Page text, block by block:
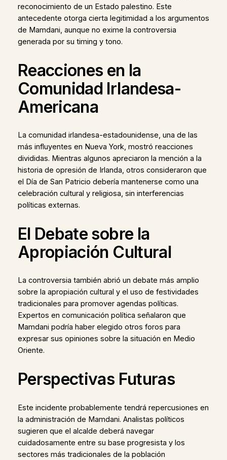
reconocimiento de un Estado palestino. Este
antecedente otorga cierta legitimidad a los argumentos
de Mamdani, aunque no exime la controversia
generada por su timing y tono.
Reacciones en la
Comunidad Irlandesa-
Americana
La comunidad irlandesa-estadounidense, una de las
más influyentes en Nueva York, mostró reacciones
divididas. Mientras algunos apreciaron la mención a la
historia de opresión de Irlanda, otros consideraron que
el Día de San Patricio debería mantenerse como una
celebración cultural y religiosa, sin interferencias
políticas externas.
El Debate sobre la
Apropiación Cultural
La controversia también abrió un debate más amplio
sobre la apropiación cultural y el uso de festividades
tradicionales para promover agendas políticas.
Expertos en comunicación política señalaron que
Mamdani podría haber elegido otros foros para
expresar sus opiniones sobre la situación en Medio
Oriente.
Perspectivas Futuras
Este incidente probablemente tendrá repercusiones en
la administración de Mamdani. Analistas políticos
sugieren que el alcalde deberá navegar
cuidadosamente entre su base progresista y los
sectores más tradicionales de la población